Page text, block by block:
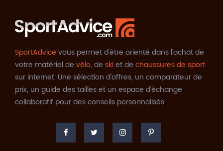
SportAdvice vous permet d'être orienté dans l'achat de
votre matériel de vélo, de skiet de chaussures de sport
sur internet. Une sélection d'offres, un comparateur de
prix, un guide des tailles et un espace d'échange
collaboratif pour des conseils personnalisés.